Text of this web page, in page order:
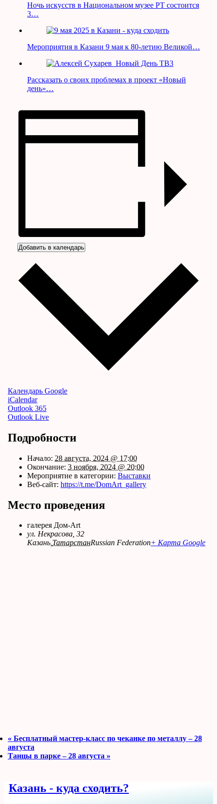
Ночь искусств в Национальном музее РТ состоится
3…
Мероприятия в Казани 9 мая к 80-летию Великой…
Рассказать о своих проблемах в проект «Новый
день»…
Добавить в календарь
Календарь Google
iCalendar
Outlook 365
Outlook Live
Подробности
Начало: 28 августа, 2024 @ 17:00
Окончание: 3 ноября, 2024 @ 20:00
Мероприятие в категории: Выставки
Веб-сайт: https://t.me/DomArt_gallery
Место проведения
галерея Дом-Art
ул. Некрасова, 32
Казань,ТатарстанRussian Federation+ Карта Google
« Бесплатный мастер-класс по чеканке по металлу – 28
августа
Танцы в парке – 28 августа »
Казань - куда сходить?